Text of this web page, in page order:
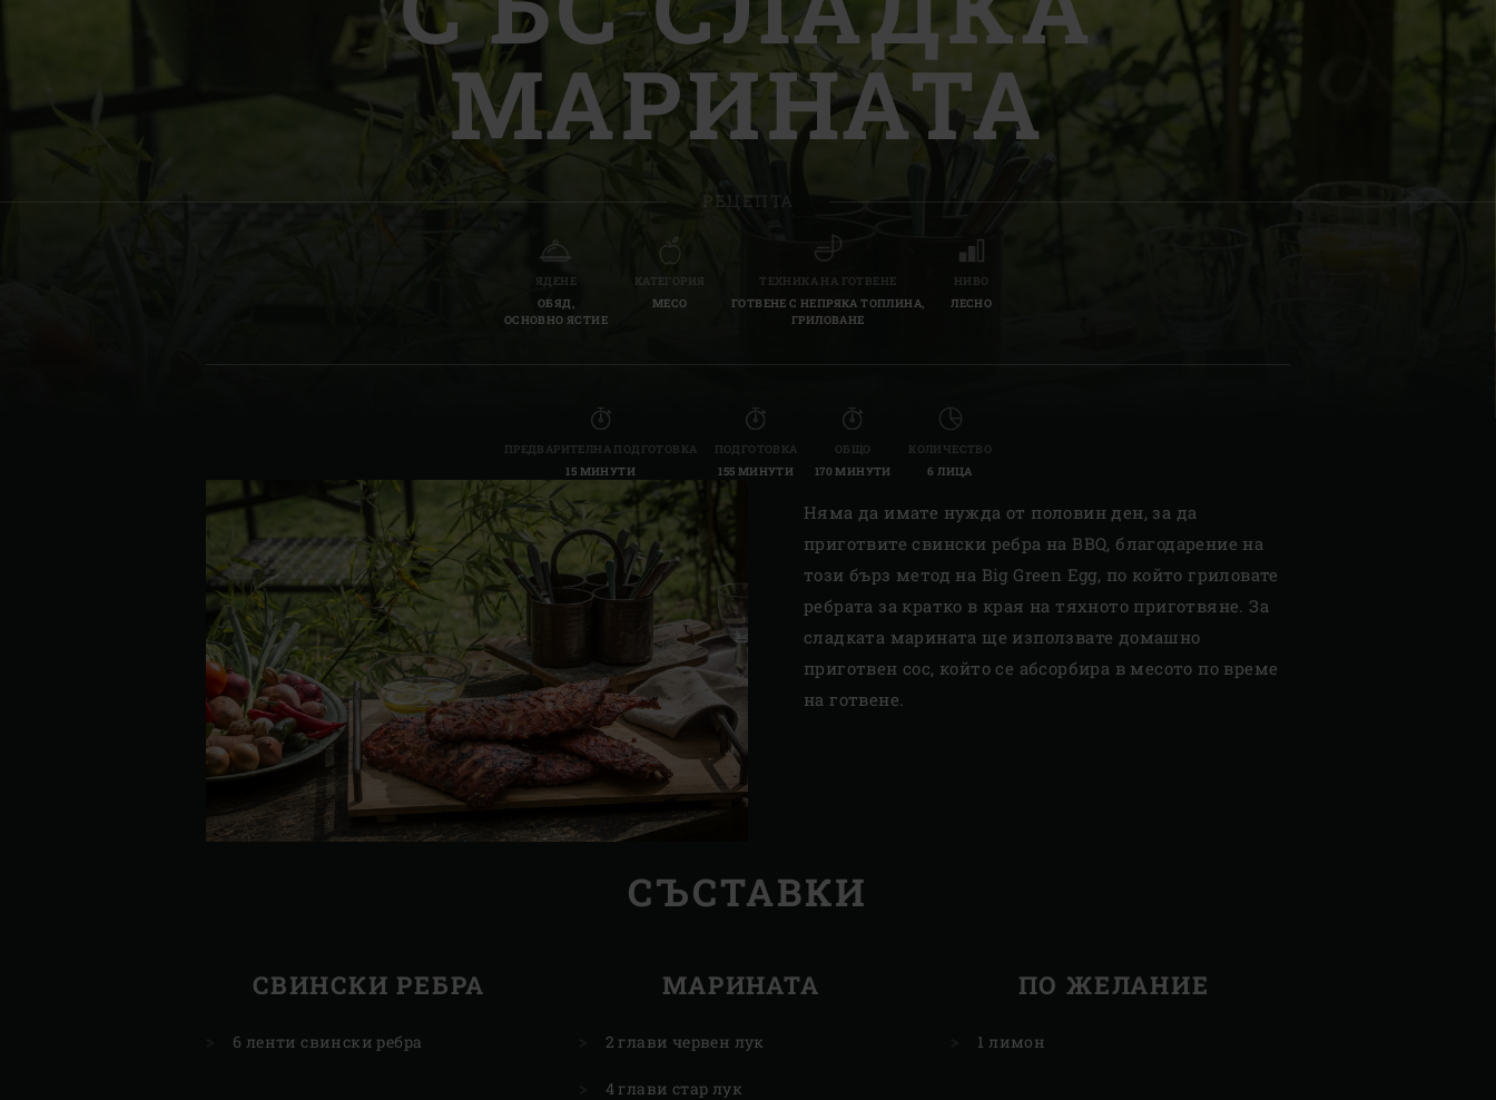
Denmark | Danmark Slovenia | Slovenija
Spain | España
Sweden | Sverige
МАРИНАТА
РЕЦЕПТА
ЯДЕНЕ
ОБЯД,
ОСНОВНО ЯСТИЕ
КАТЕГОРИЯ
МЕСО
ТЕХНИКА НА ГОТВЕНЕ
ГОТВЕНЕ С НЕПРЯКА ТОПЛИНА,
ГРИЛОВАНЕ
НИВО
ЛЕСНО
ПРЕДВАРИТЕЛНА ПОДГОТОВКА
15 МИНУТИ
ПОДГОТОВКА
155 МИНУТИ
ОБЩО
170 МИНУТИ
КОЛИЧЕСТВО
6 ЛИЦА
Няма да имате нужда от половин ден, за да
приготвите свински ребра на BBQ, благодарение на
този бърз метод на Big Green Egg, по който гриловате
ребрата за кратко в края на тяхното приготвяне. За
сладката марината ще използвате домашно
приготвен сос, който се абсорбира в месото по време
на готвене.
СЪСТАВКИ
СВИНСКИ РЕБРА
6 ленти свински ребра
МАРИНАТА
2 глави червен лук
4 глави стар лук
ПО ЖЕЛАНИЕ
1 лимон